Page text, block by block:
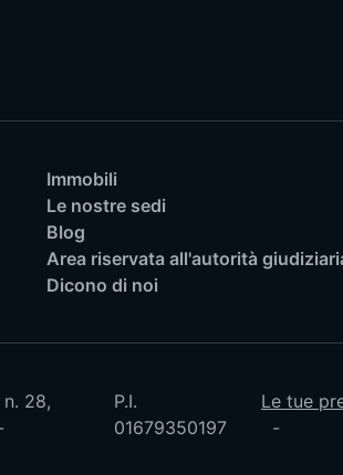
Immobili
Le nostre sedi
Blog
Area riservata all'autorità
Dicono di noi
28,
P.I.
01679350197
Le tue